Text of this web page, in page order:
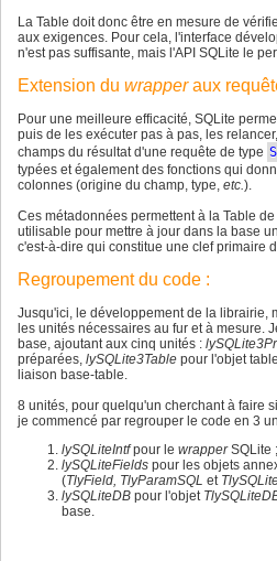
La Table doit donc être en mesure de
aux exigences. Pour cela, l'interface
n'est pas suffisante, mais l'API SQLite le
Extension du wrapperaux
Pour une meilleure efficacité, SQLite
puis de les exécuter pas à pas, les relancer,
champs du résultat d'une requête de type
typées et également des fonctions qui
colonnes (origine du champ, type, etc.).
Ces métadonnées permettent à la Table
utilisable pour mettre à jour dans la base
c'est-à-dire qui constitue une clef primaire
Regroupement du code :
Jusqu'ici, le développement de la librairie,
les unités nécessaires au fur et à mesure.
base, ajoutant aux cinq unités :
préparées, lySQLite3Table pour l'objet
liaison base-table.
8 unités, pour quelqu'un cherchant à faire
je commencé par regrouper le code en 3
lySQLiteIntfpour le wrapperSQLite ;
lySQLiteFields pour les objets
(TlyField, TlyParamSQL et
lySQLiteDB pour l'objet
base.